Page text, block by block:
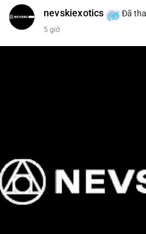
nevskiexotics Đã
5 giờ